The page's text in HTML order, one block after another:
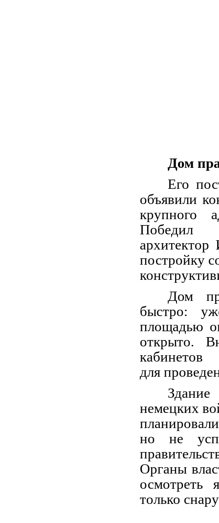
Дом
Его
объявили
крупного
Победил
постройку
Дом
быстро:
площадью
открыто.
для
немецких
но не
Органы
осмотреть
только